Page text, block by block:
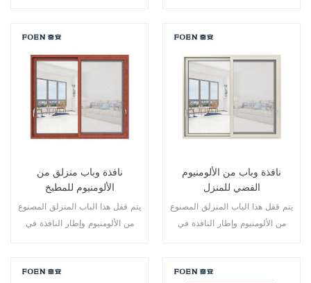
أنواع مختلفة من الأبواب لتلبية
الأبواب لتلبية الاحتياجات المعمارية
المختلفة
نافذة وباب منزلق من
الألومنيوم للمطبخ
يتم قفل هذا الباب المنزلق المصنوع
من الألومنيوم وإطار النافذة في
الأبواب لتلبية الاحتياجات المعمارية
نافذة وباب من الألومنيوم
الفضي للمنزل
يتم قفل هذا الباب المنزلق المصنوع
من الألومنيوم وإطار النافذة في
الأبواب لتلبية الاحتياجات المعمارية